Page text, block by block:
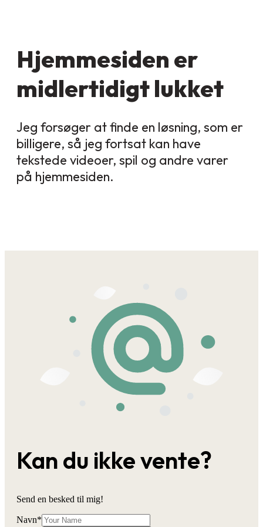
Hjemmesiden er
midlertidigt lukket
Jeg forsøger at finde en løsning, som er
billigere, så jeg fortsat kan have
tekstede videoer, spil og andre varer
på hjemmesiden.
Kan du ikke vente?
Send en besked til mig!
Navn*